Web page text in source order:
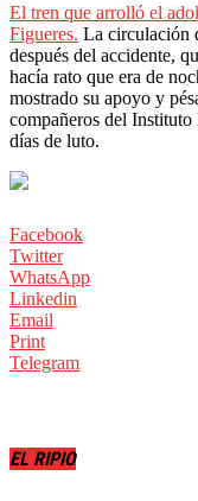
El tren que arrolló el
Figueres. La circulación
después del accidente,
hacía rato que era de
mostrado su apoyo y
compañeros del
días de luto.
Facebook
Twitter
WhatsApp
Linkedin
Email
Print
Telegram
EL RIPIO